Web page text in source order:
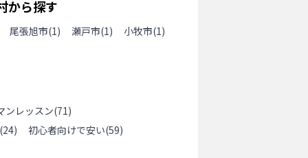
から探す
尾張旭市(1) 瀬戸市(1) 小牧市(1)
ンレッスン(71)
(24) 初心者向けで安い(59)